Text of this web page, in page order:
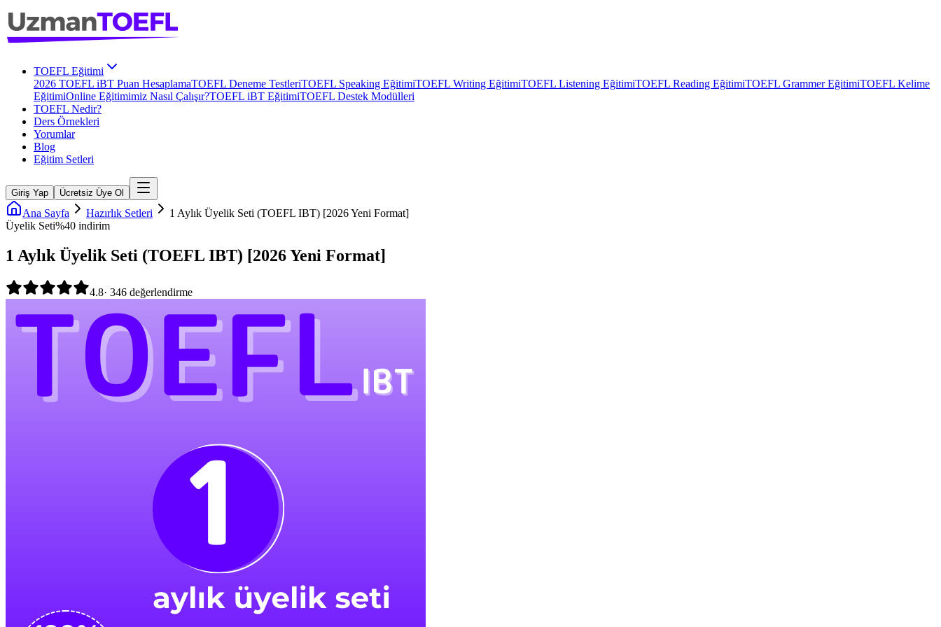
TOEFL Eğitimi
2026 TOEFL iBT Puan HesaplamaTOEFL Deneme TestleriTOEFL Speaking EğitimiTOEFL Writing EğitimiTOEFL Listening EğitimiTOEFL Reading EğitimiTOEFL Grammer EğitimiTOEFL Kelime
EğitimiOnline Eğitimimiz Nasıl Çalışır?TOEFL iBT EğitimiTOEFL Destek Modülleri
TOEFL Nedir?
Ders Örnekleri
Yorumlar
Blog
Eğitim Setleri
Giriş Yap Ücretsiz Üye Ol
Ana Sayfa Hazırlık Setleri
1 Aylık Üyelik Seti (TOEFL IBT) [2026 Yeni Format]
Üyelik Seti%40 indirim
1 Aylık Üyelik Seti (TOEFL IBT) [2026 Yeni Format]
4.8· 346 değerlendirme